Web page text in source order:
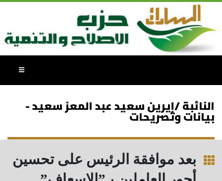
النائبة /إيرين سعيد عبد المعز سعيد -
بيانات وتصريحات
بعد موافقة الرئيس على تحسين